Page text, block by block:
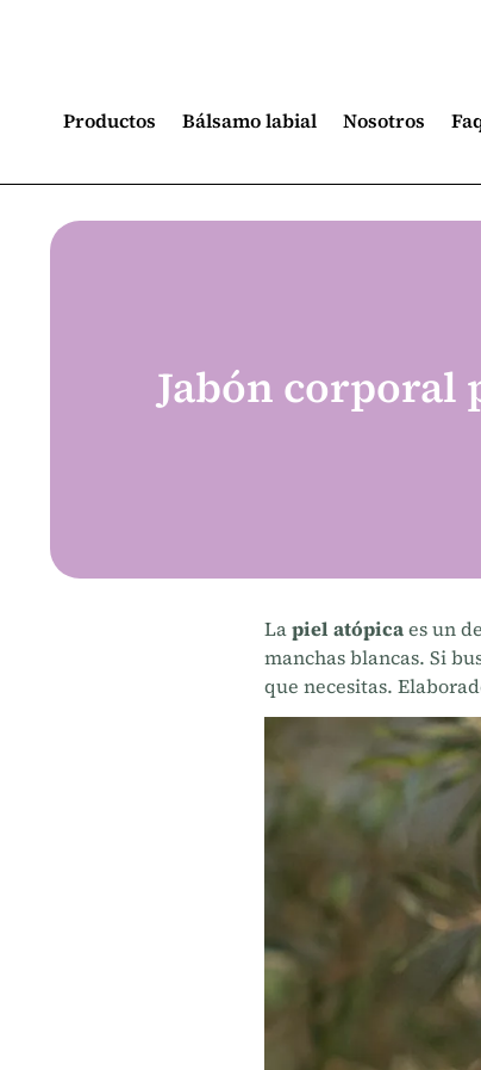
Productos Bálsamo labial Nosotros
Jabón corporal
Lapiel atópicaes un
manchas blancas. Si
que necesitas.